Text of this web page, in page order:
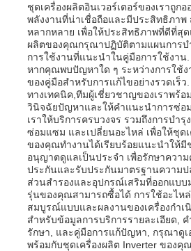
ชุดเครื่องผลิตอินเวอร์เตอร์ของเราถูก
พลังงานที่น่าเชื่อถือและมีประสิทธิภาพ
หลากหลาย เพื่อให้ประสิทธิภาพที่ดีที่สุด
ผลิตของคุณกรุณาปฏิบัติตามแผนการบํ
การใช้งานที่แนะนําในคู่มือการใช้งาน.
หากคุณพบปัญหาใด ๆ ระหว่างการใช้
ของคู่มือสําหรับการแก้ไขอย่างรวดเร็
ทางเทคนิค,ทีมผู้เชี่ยวชาญของเราพร้อ
วินิจฉัยปัญหาและให้คําแนะนําการซ่อม.
เราให้บริการครบวงจร รวมถึงการบํารุ
ซ่อมแซม และเปลี่ยนอะไหล่ เพื่อให้ชุดเ
ของคุณทํางานได้เรียบร้อยแนะนําให้มี
อนุญาตดูแลเป็นประจํา เพื่อรักษาความ
ประกันและรับประกันมาตรฐานความป
ส่วนสํารองและอุปกรณ์เสริมที่ออกแบบ
รุ่นของคุณสามารถซื้อได้ การใช้อะไห
สมบูรณ์แบบและผลงานของเครื่องกํา
สําหรับข้อมูลการบริการรายละเอียด,
รักษา, และคู่มือการแก้ปัญหา, กรุณาดู
พร้อมกับชุดเครื่องผลิต Inverter ของคุ